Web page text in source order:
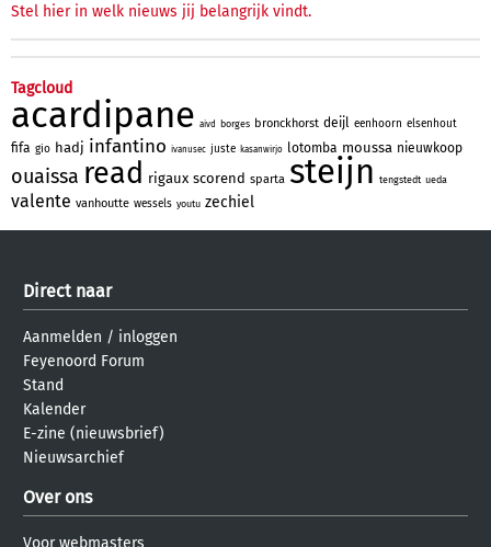
Stel hier in welk nieuws jij belangrijk vindt.
Tagcloud
acardipane aivd borges bronckhorst deijl eenhoorn elsenhout
fifa gio hadj infantino ivanusec juste kasanwirjo lotomba moussa nieuwkoop
ouaissa read rigaux scorend sparta steijn tengstedt ueda
valente vanhoutte wessels youtu zechiel
Direct naar
Aanmelden / inloggen
Feyenoord Forum
Stand
Kalender
E-zine (nieuwsbrief)
Nieuwsarchief
Over ons
Voor webmasters